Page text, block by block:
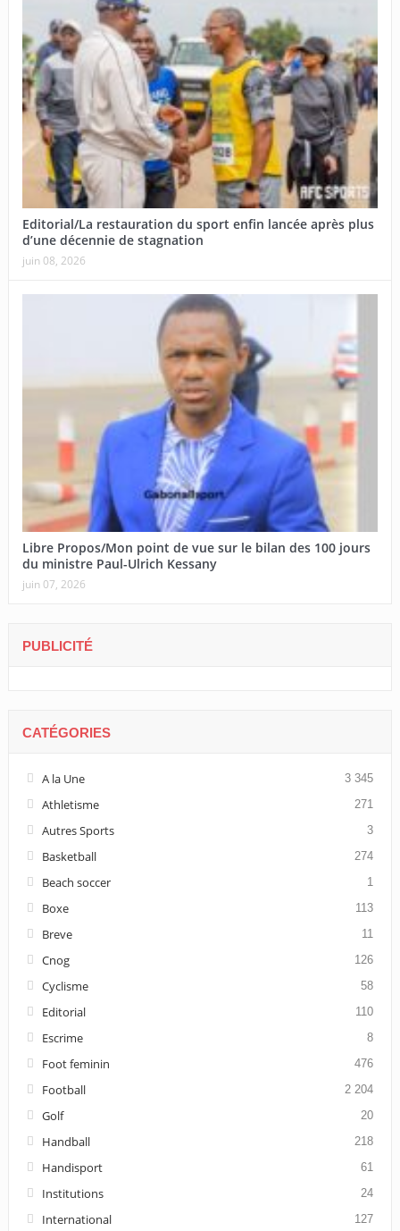
Editorial/La restauration du sport enfin lancée après plus
d’une décennie de stagnation
juin 08, 2026
Libre Propos/Mon point de vue sur le bilan des 100 jours
du ministre Paul-Ulrich Kessany
juin 07, 2026
PUBLICITÉ
CATÉGORIES
A la Une 3 345
Athletisme 271
Autres Sports 3
Basketball 274
Beach soccer 1
Boxe 113
Breve 11
Cnog 126
Cyclisme 58
Editorial 110
Escrime 8
Foot feminin 476
Football 2 204
Golf 20
Handball 218
Handisport 61
Institutions 24
International 127